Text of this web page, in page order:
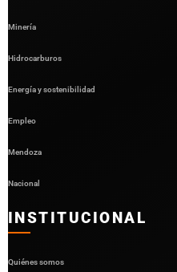
Minería
Hidrocarburos
Energía y sostenibilidad
Empleo
Mendoza
Nacional
INSTITUCIONAL
Quiénes somos